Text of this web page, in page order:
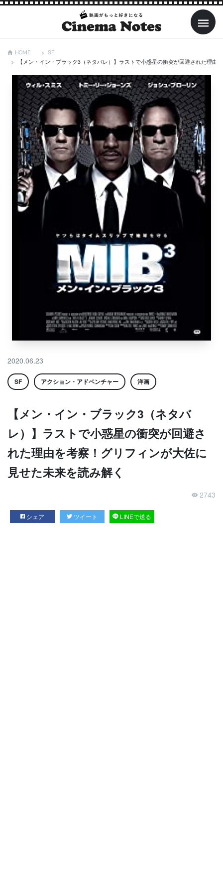
HOME
SF
【メン・イン・ブラック3（ネタバレ）】ラストで小惑星の衝突が回避された理由
2020.06.23
SF アクション・アドベンチャー 洋画
【メン・イン・ブラック3（ネタバ
レ）】ラストで小惑星の衝突が回避さ
れた理由を考察！グリフィンが大佐に
見せた未来を読み解く
2743
シェア ツイート LINEで送る